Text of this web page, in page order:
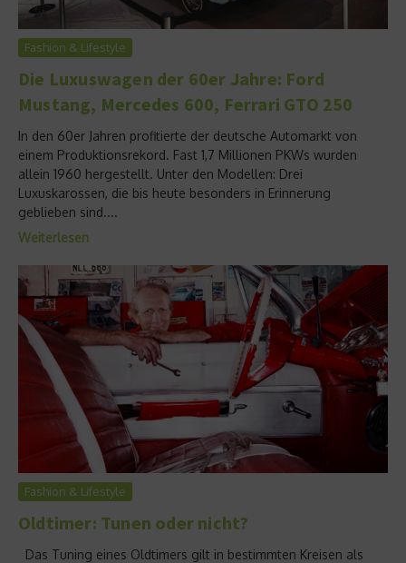
Fashion & Lifestyle
Die Luxuswagen der 60er Jahre: Ford
Mustang, Mercedes 600, Ferrari GTO 250
In den 60er Jahren profitierte der deutsche Automarkt von
einem Produktionsrekord. Fast 1,7 Millionen PKWs wurden
allein 1960 hergestellt. Unter den Modellen: Drei
Luxuskarossen, die bis heute besonders in Erinnerung
geblieben sind....
Weiterlesen
Fashion & Lifestyle
Oldtimer: Tunen oder nicht?
Das Tuning eines Oldtimers gilt in bestimmten Kreisen als